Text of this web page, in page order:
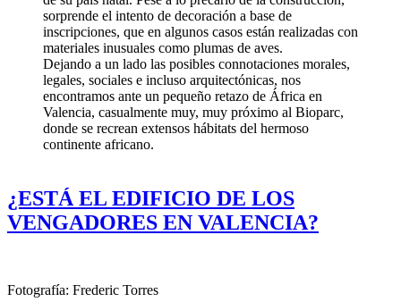
sorprende el intento de decoración a base de
inscripciones, que en algunos casos están realizadas con
materiales inusuales como plumas de aves.
Dejando a un lado las posibles connotaciones morales,
legales, sociales e incluso arquitectónicas, nos
encontramos ante un pequeño retazo de África en
Valencia, casualmente muy, muy próximo al Bioparc,
donde se recrean extensos hábitats del hermoso
continente africano.
¿ESTÁ EL EDIFICIO DE LOS
VENGADORES EN VALENCIA?
Fotografía: Frederic Torres